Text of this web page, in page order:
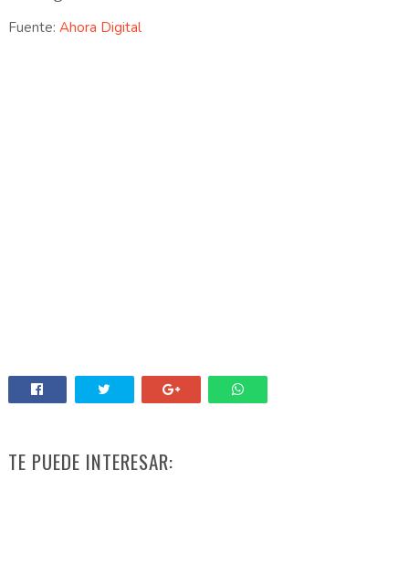
Fuente: Ahora Digital
TE PUEDE INTERESAR: